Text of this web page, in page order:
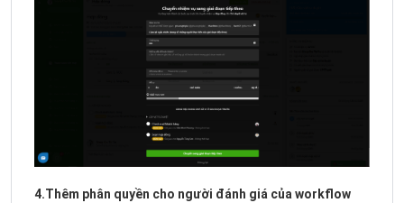
4.Thêm phân quyền cho người đánh giá của workflow